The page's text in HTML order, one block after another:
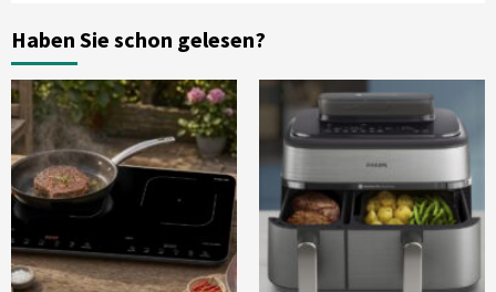
6
7
Aktuell Großgeräte
Xiaomi bringt drei neue Mijia
Haushaltsgeräte mit Early Bird
Angeboten
Haben Sie schon gelesen?